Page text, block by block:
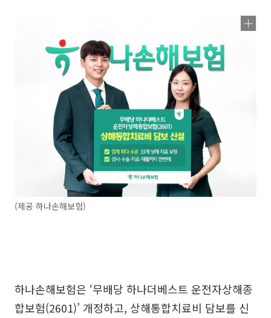
(제공 하나손해보험)
하나손해보험은 ‘무배당 하나더베스트 운전자상해종
합보험(2601)’ 개정하고, 상해통합치료비 담보를 신